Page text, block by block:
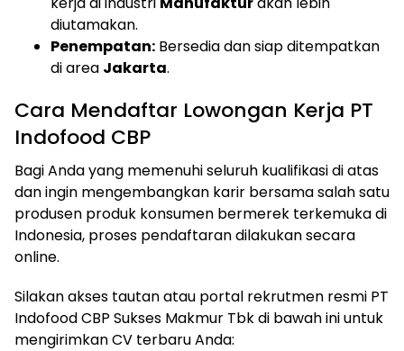
diutamakan.
Penempatan: Bersedia dan siap ditempatkan
di area Jakarta.
Cara Mendaftar Lowongan Kerja PT
Indofood CBP
Bagi Anda yang memenuhi seluruh kualifikasi di atas
dan ingin mengembangkan karir bersama salah satu
produsen produk konsumen bermerek terkemuka di
Indonesia, proses pendaftaran dilakukan secara
online.
Silakan akses tautan atau portal rekrutmen resmi PT
Indofood CBP Sukses Makmur Tbk di bawah ini untuk
mengirimkan CV terbaru Anda: